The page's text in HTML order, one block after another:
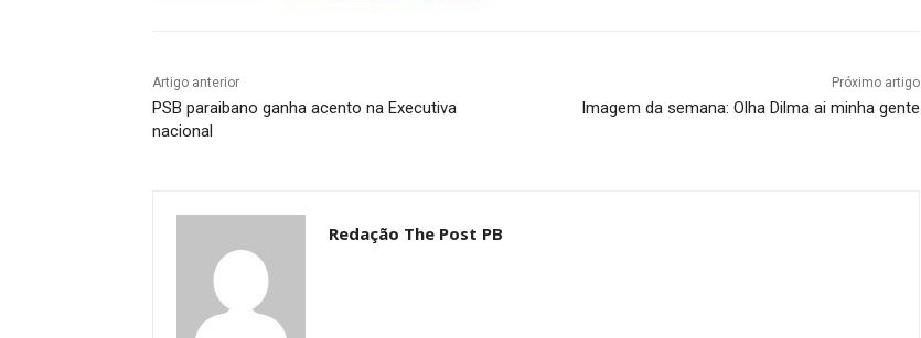
Artigo anterior
PSB paraibano ganha acento na Executiva
nacional
Próximo artigo
Imagem da semana: Olha Dilma ai minha gente
Redação The Post PB